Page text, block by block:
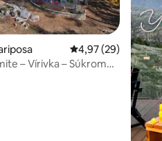
Priemerné
4,97 (29)
– Vírivka – Súkromné